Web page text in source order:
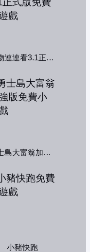
寵物連連看3.1正式版
勇士島大富翁加強版
小豬快跑